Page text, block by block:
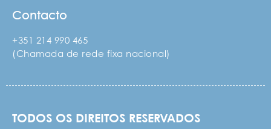
Contacto
+351 214 990 465
(Chamada de rede fixa nacional)
TODOS OS DIREITOS RESERVADOS